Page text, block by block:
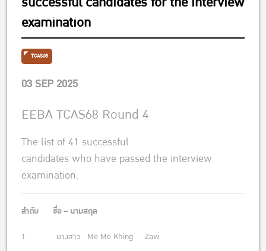
examination
TCAS68
03 SEP 2025
EEBA TCAS68 Round 4
The list of 41 successful
candidates who have passed the interview
examination.
ลำดับ ชื่อ – นามสกุล
1 นางสาว Me Me Khing Zaw